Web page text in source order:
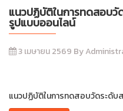
แนวปฏิบัติในการทดสอบวั
รูปแบบออนไลน์
3 เมษายน 2569 By
แนวปฏิบัติในการทดสอบวัดระดับ